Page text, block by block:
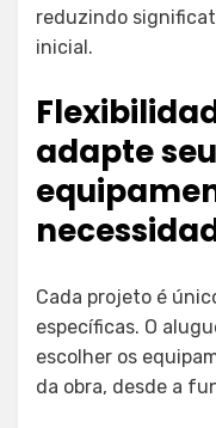
reduzindo
inicial.
adapte
Cada projeto é
específicas. O
escolher os
da obra, desde a